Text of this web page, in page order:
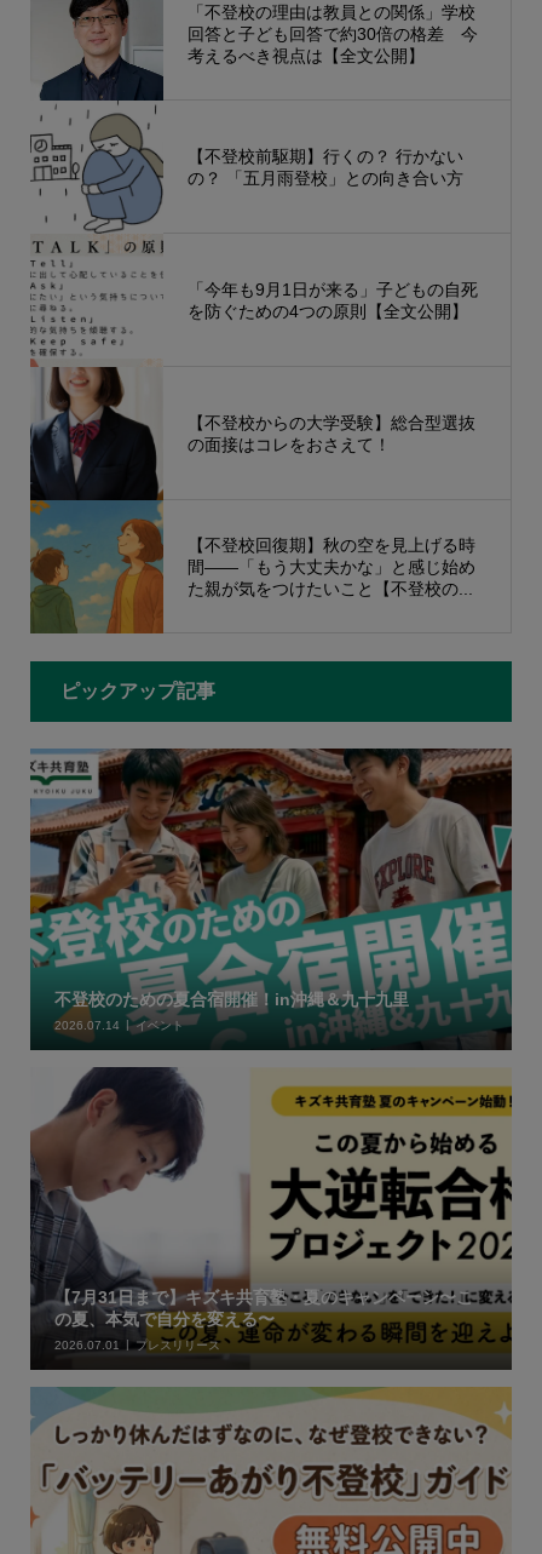
「不登校の理由は教員との関係」学校
回答と子ども回答で約30倍の格差 今
考えるべき視点は【全文公開】
【不登校前駆期】行くの？ 行かない
の？ 「五月雨登校」との向き合い方
「今年も9月1日が来る」子どもの自死
を防ぐための4つの原則【全文公開】
【不登校からの大学受験】総合型選抜
の面接はコレをおさえて！
【不登校回復期】秋の空を見上げる時
間——「もう大丈夫かな」と感じ始め
た親が気をつけたいこと【不登校の...
ピックアップ記事
不登校のための夏合宿開催！in沖縄＆九十九里
2026.07.14 イベント
【7月31日まで】キズキ共育塾・夏のキャンペーン〜こ
の夏、本気で自分を変える〜
2026.07.01 プレスリリース